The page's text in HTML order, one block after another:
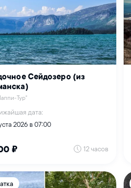
Сейдозеро (из
Тур"
дата:
2026 в 07:00
₽ 12 часов